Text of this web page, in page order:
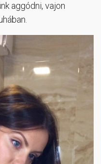
aggódni, vajon